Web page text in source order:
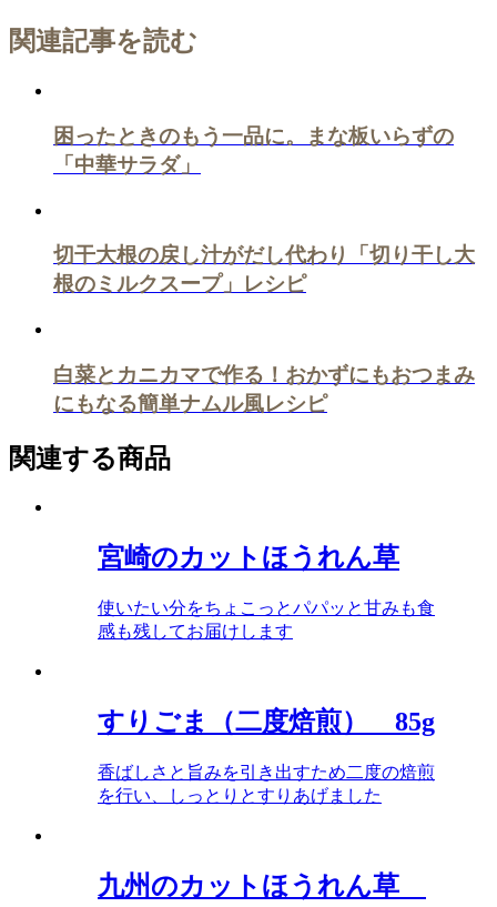
関連記事を読む
困ったときのもう一品に。まな板いらずの
「中華サラダ」
切干大根の戻し汁がだし代わり「切り干し大
根のミルクスープ」レシピ
白菜とカニカマで作る！おかずにもおつまみ
にもなる簡単ナムル風レシピ
関連する商品
宮崎のカットほうれん草
使いたい分をちょこっとパパッと甘みも食
感も残してお届けします
すりごま（二度焙煎） 85g
香ばしさと旨みを引き出すため二度の焙煎
を行い、しっとりとすりあげました
九州のカットほうれん草